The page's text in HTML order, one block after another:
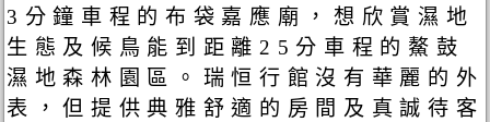
3分鐘車程的布袋嘉應廟，想欣賞濕地
生態及候鳥能到距離25分車程的鰲鼓
濕地森林園區。瑞恒行館沒有華麗的外
表，但提供典雅舒適的房間及真誠待客